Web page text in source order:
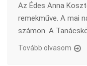
Az Édes Anna
remekműve. A mai
számon. A
Tovább olvasom